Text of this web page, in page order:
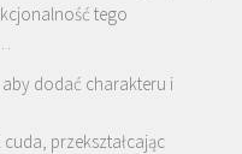
tego
dodać charakteru i
przekształcając